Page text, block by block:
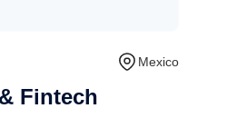
Mexico
Fintech